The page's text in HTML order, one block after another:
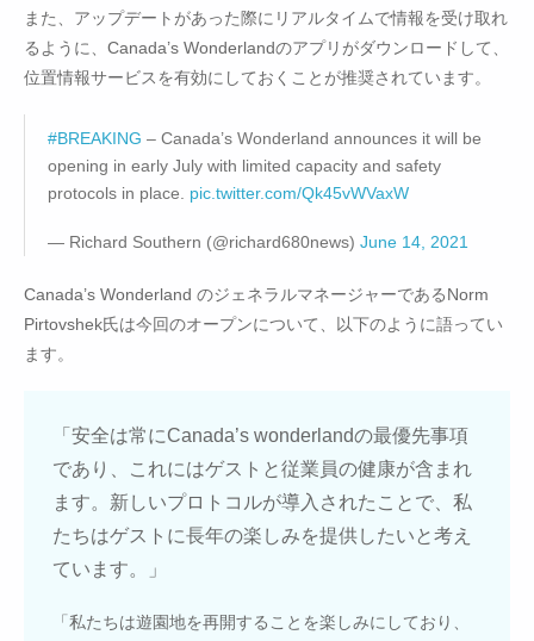
また、アップデートがあった際にリアルタイムで情報を受け取れ
るように、Canada’s Wonderlandのアプリがダウンロードして、
位置情報サービスを有効にしておくことが推奨されています。
#BREAKING – Canada’s Wonderland announces it will be
opening in early July with limited capacity and safety
protocols in place. pic.twitter.com/Qk45vWVaxW
— Richard Southern (@richard680news) June 14, 2021
Canada’s Wonderland のジェネラルマネージャーであるNorm
Pirtovshek氏は今回のオープンについて、以下のように語ってい
ます。
「安全は常にCanada’s wonderlandの最優先事項
であり、これにはゲストと従業員の健康が含まれ
ます。新しいプロトコルが導入されたことで、私
たちはゲストに長年の楽しみを提供したいと考え
ています。」
「私たちは遊園地を再開することを楽しみにしており、